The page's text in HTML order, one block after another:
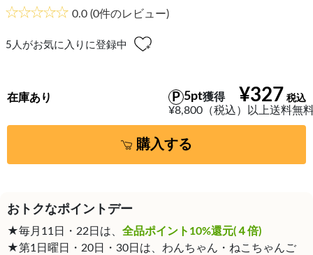
0.0 (0件のレビュー)
5 人がお気に入りに登録中
¥327
5pt獲得
¥8,800（税込）以上送料無
在庫あり
購入する
おトクなポイントデー
★毎月11日・22日は、 全品ポイント10%還元(４倍)
★第1日曜日・20日・30日は、わんちゃん・ねこちゃんご